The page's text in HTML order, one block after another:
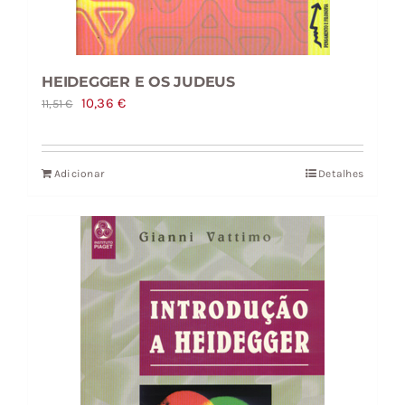
HEIDEGGER E OS JUDEUS
11,51€
O
original
era:
10,36€O
atual
Adicionar Detalhes